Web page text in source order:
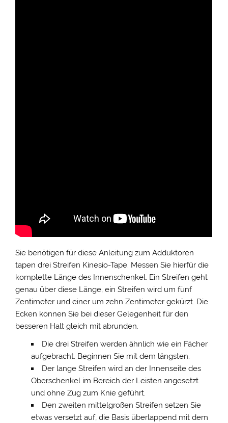
Sie benötigen für diese Anleitung zum Adduktoren
tapen drei Streifen Kinesio-Tape. Messen Sie hierfür die
komplette Länge des Innenschenkel. Ein Streifen geht
genau über diese Länge, ein Streifen wird um fünf
Zentimeter und einer um zehn Zentimeter gekürzt. Die
Ecken können Sie bei dieser Gelegenheit für den
besseren Halt gleich mit abrunden.
Die drei Streifen werden ähnlich wie ein Fächer
aufgebracht. Beginnen Sie mit dem längsten.
Der lange Streifen wird an der Innenseite des
Oberschenkel im Bereich der Leisten angesetzt
und ohne Zug zum Knie geführt.
Den zweiten mittelgroßen Streifen setzen Sie
etwas versetzt auf, die Basis überlappend mit dem